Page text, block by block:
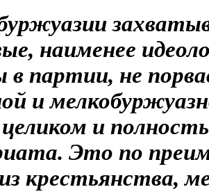
наименее
партии, не
и
и
Это по
крестьянства,